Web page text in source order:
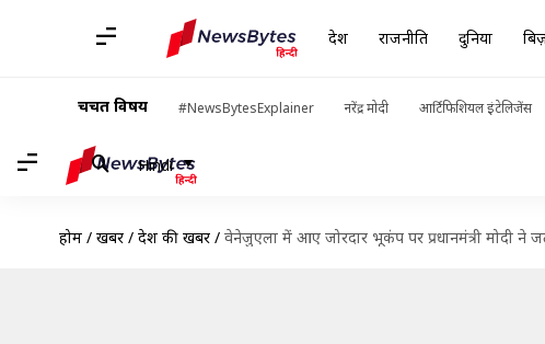
देश राजनीति दुनिया
चर्चित विषय #NewsBytesExplainer नरेंद्र मोदी आर्टिफिशियल इंटेलिजेंस
Hindi
होम / खबरें / देश की खबरें / वेनेजुएला में आए जोरदार भूकंप पर प्रधानमंत्री मोदी ने